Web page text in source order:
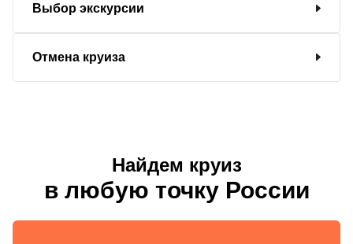
Выбор экскурсии
Отмена круиза
Найдем круиз
в любую точку России